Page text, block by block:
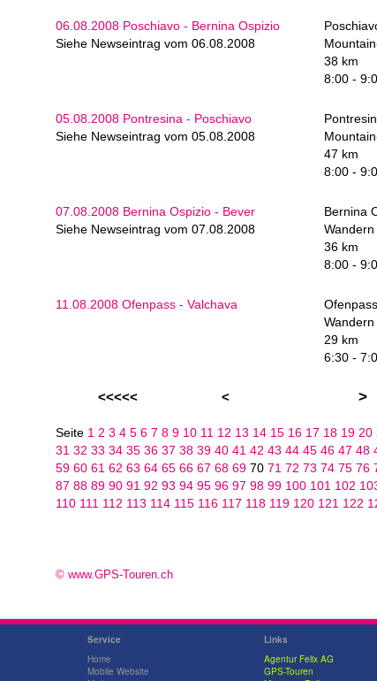
06.08.2008 Poschiavo - Bernina Ospizio
Siehe Newseintrag vom 06.08.2008
38 km
8:00 -
05.08.2008 Pontresina - Poschiavo
Siehe Newseintrag vom 05.08.2008
47 km
8:00 -
07.08.2008 Bernina Ospizio - Bever
Siehe Newseintrag vom 07.08.2008
Bernina
Wandern
36 km
8:00 -
11.08.2008 Ofenpass - Valchava
Wandern
29 km
6:30 -
<<<<< < >
Seite 1 2 3 4 5 6 7 8 9 10 11 12 13 14 15 16 17 18 19 20
31 32 33 34 35 36 37 38 39 40 41 42 43 44 45 46 47 48
59 60 61 62 63 64 65 66 67 68 69 70 71 72 73 74 75 76
87 88 89 90 91 92 93 94 95 96 97 98 99 100 101 102
110 111 112 113 114 115 116 117 118 119 120 121 122
© www.GPS-Touren.ch
Service
Home
Mobile Website
Links
Agentur Felix AG
GPS-Touren